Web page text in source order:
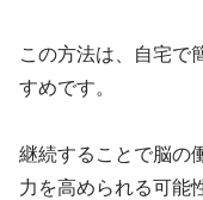
この方法は、自宅で
すめです。
継続することで脳の
力を高められる可能